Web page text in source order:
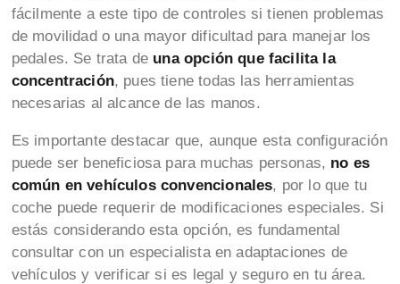
fácilmente a este tipo de controles si tienen problemas
de movilidad o una mayor dificultad para manejar los
pedales. Se trata de una opción que facilita la
concentración, pues tiene todas las herramientas
necesarias al alcance de las manos.
Es importante destacar que, aunque esta configuración
puede ser beneficiosa para muchas personas, no es
común en vehículos convencionales, por lo que tu
coche puede requerir de modificaciones especiales. Si
estás considerando esta opción, es fundamental
consultar con un especialista en adaptaciones de
vehículos y verificar si es legal y seguro en tu área.